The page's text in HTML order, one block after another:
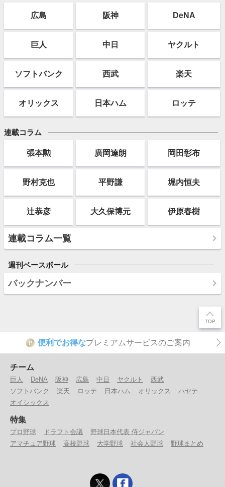
広島 阪神 DeNA
巨人 中日 ヤクルト
ソフトバンク 西武 楽天
オリックス 日本ハム ロッテ
連載コラム
張本勲 廣岡達朗 岡田彰布
野村克也 平野謙 堀内恒夫
辻恭彦 大久保博元 伊原春樹
連載コラム一覧
週刊ベースボール
バックナンバー
P 便利でお得なプレミアムサービスのご案内
チーム
巨人 DeNA 阪神 広島 中日 ヤクルト
西武
ソフトバンク
楽天 ロッテ 日本ハム オリックス
ハヤテ
オイシックス
特集
プロ野球 ドラフト会議
野球日本代表 侍ジャパン
アマチュア野球
高校野球 大学野球 社会人野球 野球まとめ